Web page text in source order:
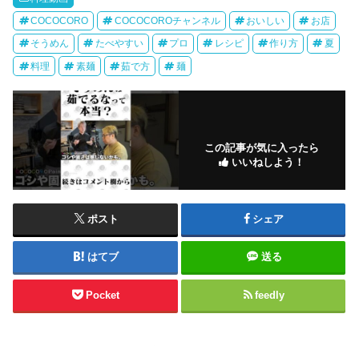
COCOCORO COCOCOROチャンネル おいしい お店
そうめん たべやすい プロ レシピ 作り方 夏
料理 素麺 茹で方 麺
この記事が気に入ったら
いいねしよう！
ポスト シェア
はてブ 送る
Pocket feedly